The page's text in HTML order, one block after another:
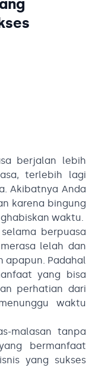
berjalan lebih
terlebih lagi
Akibatnya Anda
karena bingung
waktu.
berpuasa
lelah dan
apapun. Padahal
yang bisa
perhatian dari
waktu
malasan tanpa
bermanfaat
yang sukses